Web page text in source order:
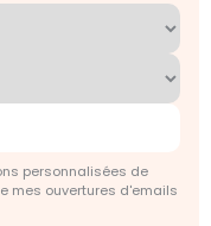
personnalisées de
mes ouvertures d'emails